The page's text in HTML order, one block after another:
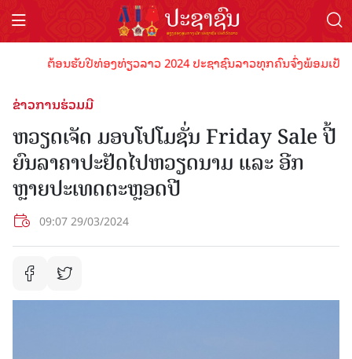
ຕ້ອນຮັບປີທ່ອງທ່ຽວລາວ 2024 ປະຊາຊົນລາວທຸກຄົນຈົ່ງພ້ອມເປັນ
ຂ່າວການຮ່ວມມື
ຫວຽດເຈັດ ມອບໂປໂມຊັ່ນ Friday Sale ປີ້
ຍົນລາຄາປະຢັດໄປຫວຽດນາມ ແລະ ອີກ
ຫຼາຍປະເທດຕະຫຼອດປີ
09:07 29/03/2024